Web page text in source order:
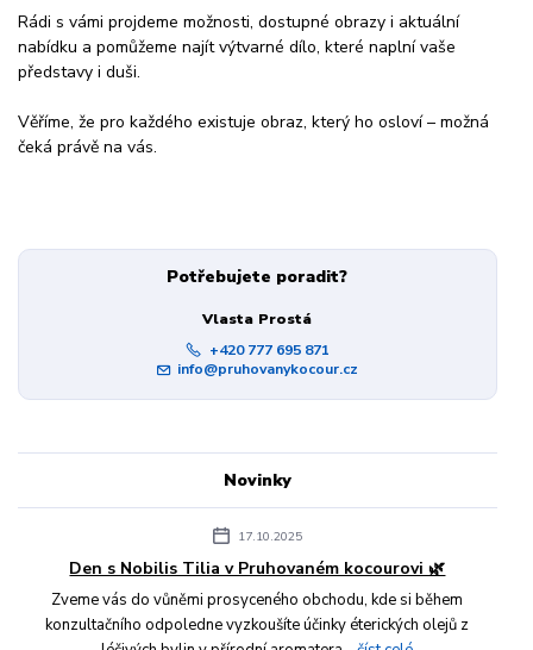
Rádi s vámi projdeme možnosti, dostupné obrazy i aktuální
nabídku a pomůžeme najít výtvarné dílo, které naplní vaše
představy i duši.
Věříme, že pro každého existuje obraz, který ho osloví – možná
čeká právě na vás.
Potřebujete poradit?
Vlasta Prostá
+420 777 695 871
info@pruhovanykocour.cz
Novinky
17.10.2025
Den s Nobilis Tilia v Pruhovaném kocourovi 🌿
Zveme vás do vůněmi prosyceného obchodu, kde si během
konzultačního odpoledne vyzkoušíte účinky éterických olejů z